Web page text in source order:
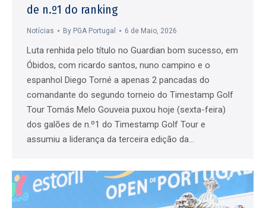
de n.º1 do ranking
Notícias By PGA Portugal 6 de Maio, 2026
Luta renhida pelo título no Guardian bom sucesso, em
Óbidos, com ricardo santos, nuno campino e o
espanhol Diego Torné a apenas 2 pancadas do
comandante do segundo torneio do Timestamp Golf
Tour Tomás Melo Gouveia puxou hoje (sexta-feira)
dos galões de n.º1 do Timestamp Golf Tour e
assumiu a liderança da terceira edição da…